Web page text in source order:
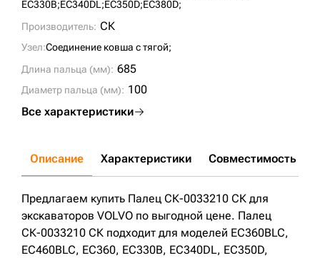
EC330B;EC340DL;EC350D;EC380D;
Производитель: СК
Узел:Соединение ковша с тягой;
Длина пальца (мм): 685
Диаметр пальца (мм): 100
Все характеристики
Описание Характеристики Совместимость
Предлагаем купить Палец СК-0033210 СК для
экскаваторов VOLVO по выгодной цене. Палец
СК-0033210 СК подходит для моделей EC360BLC,
EC460BLC, EC360, EC330B, EC340DL, EC350D,